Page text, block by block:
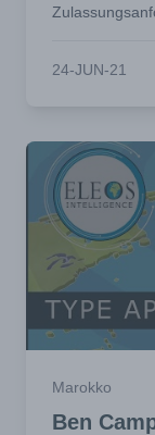
24-JUN-21
Marokko
Ben